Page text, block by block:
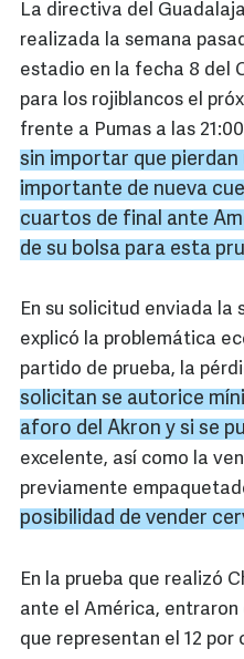
La directiva del
realizada la semana
estadio en la fecha 8 del
para los rojiblancos el
frente a Pumas a las
sin importar que
importante de nueva
cuartos de final ante
de su bolsa para esta
En su solicitud enviada la
explicó la problemática
partido de prueba, la
solicitan se autorice
aforo del Akron y si se
excelente, así como la
previamente
posibilidad de vender
En la prueba que realizó
ante el América, entraron
que representan el 12